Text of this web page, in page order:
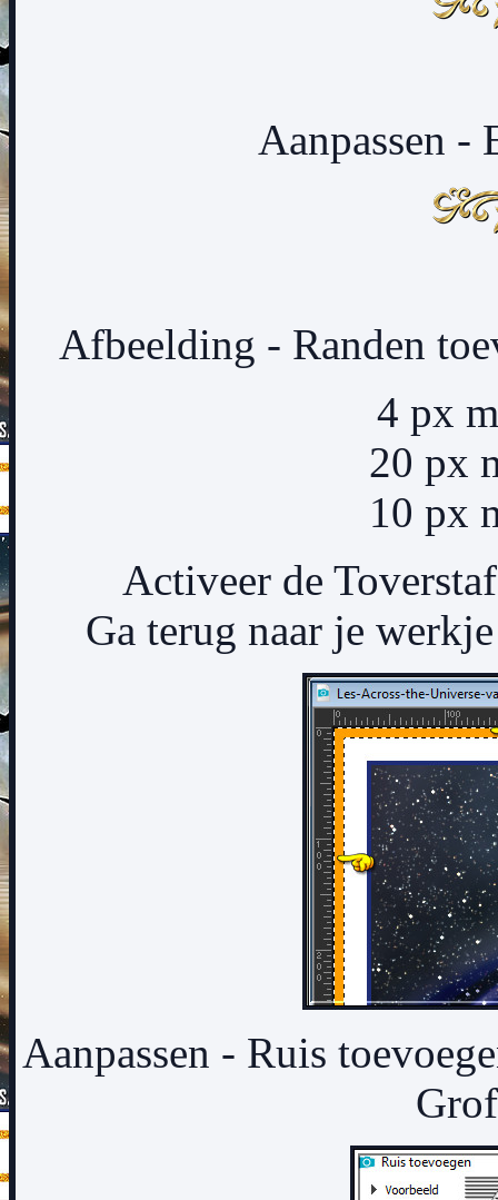
Aanpassen -
Afbeelding - Randen
4 px
20 px
10 px
Activeer de
Ga terug naar je
Aanpassen - Ruis